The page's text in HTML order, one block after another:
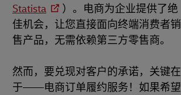
Statista
）。电商为企业提供了绝
佳机会，让您直接面向终端消费者销
售产品，无需依赖第三方零售商。
然而，要兑现对客户的承诺，关键在
于——电商订单履约服务！如果希望